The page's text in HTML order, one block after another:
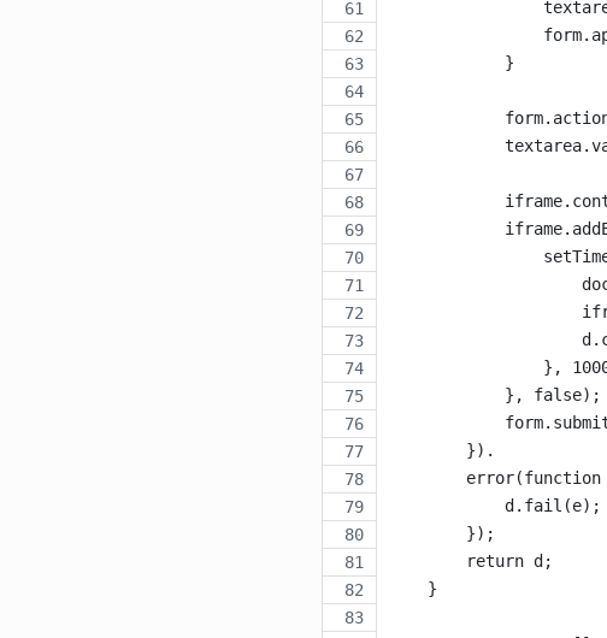
            }
},
            }, false);
        }).
error(function
            d.fail(e);
        });
        return d;
    }